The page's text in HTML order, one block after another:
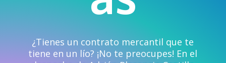
¿Tienes un contrato mercantil que te
tiene en un lío? ¡No te preocupes! En el